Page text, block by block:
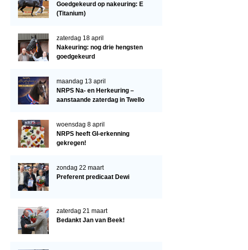
Verrichtingsonderzoek 2023-2024
Verrichtingsonderzoek 2021-2022
Verrichtingsonderzoek 2020-2021
Verrichtingsonderzoek 2019-2020
Sport
Inloggen
REGIO'S
Regio Noord
Bestuur Regio Noord
Regio Midden
Goedgekeurd op nakeuring: E
(Titanium)
zaterdag 18 april
Nakeuring: nog drie hengsten
goedgekeurd
maandag 13 april
NRPS Na- en Herkeuring –
aanstaande zaterdag in Twello
woensdag 8 april
NRPS heeft GI-erkenning
gekregen!
zondag 22 maart
Preferent predicaat Dewi
zaterdag 21 maart
Bedankt Jan van Beek!